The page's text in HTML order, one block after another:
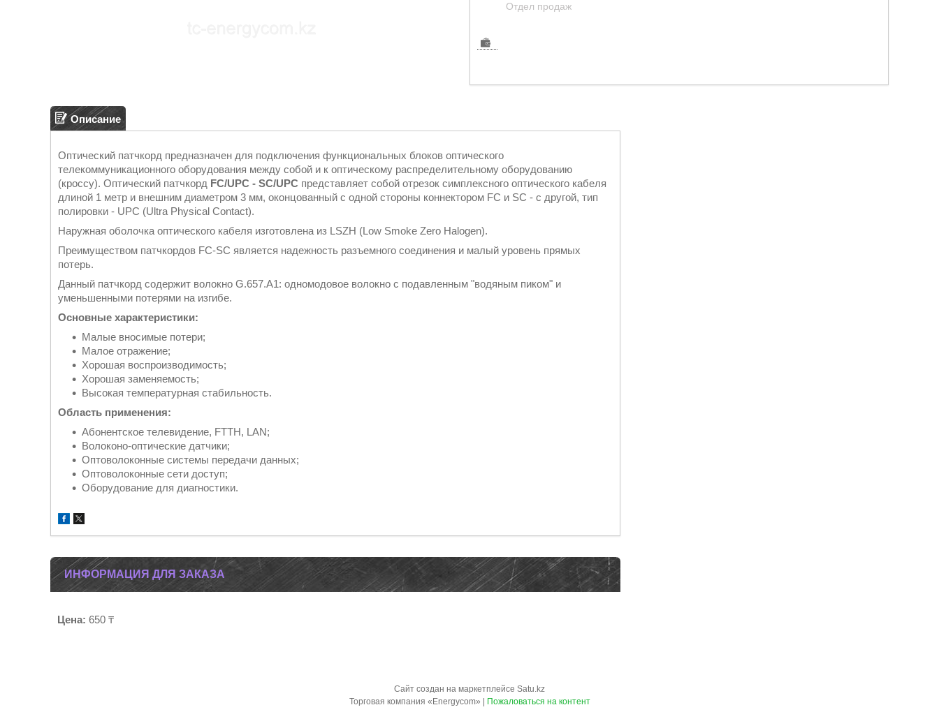
Отдел продаж
Описание
Оптический патчкорд предназначен для подключения функциональных блоков оптического
телекоммуникационного оборудования между собой и к оптическому распределительному оборудованию
(кроссу). Оптический патчкорд FC/UPC - SC/UPC представляет собой отрезок симплексного оптического кабеля
длиной 1 метр и внешним диаметром 3 мм, оконцованный с одной стороны коннектором FC и SC - c другой, тип
полировки - UPC (Ultra Physical Contact).
Наружная оболочка оптического кабеля изготовлена из LSZH (Low Smoke Zero Halogen).
Преимуществом патчкордов FC-SC является надежность разъемного соединения и малый уровень прямых
потерь.
Данный патчкорд содержит волокно G.657.А1: одномодовое волокно с подавленным "водяным пиком" и
уменьшенными потерями на изгибе.
Основные характеристики:
Малые вносимые потери;
Малое отражение;
Хорошая воспроизводимость;
Хорошая заменяемость;
Высокая температурная стабильность.
Область применения:
Абонентское телевидение, FTTH, LAN;
Волоконо-оптические датчики;
Оптоволоконные системы передачи данных;
Оптоволоконные сети доступ;
Оборудование для диагностики.
ИНФОРМАЦИЯ ДЛЯ ЗАКАЗА
Цена: 650 ₸
Сайт создан на маркетплейсе Satu.kz
Пожаловаться на контент